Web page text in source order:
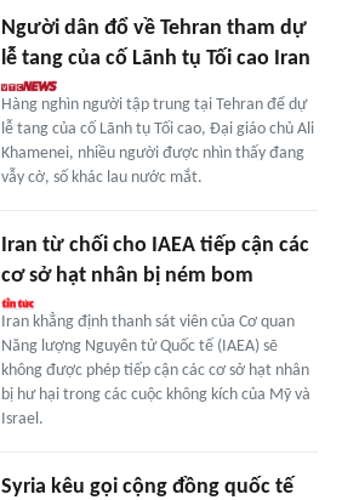
Người dân đổ về Tehran tham dự
lễ tang của cố Lãnh tụ Tối cao Iran
Hàng nghìn người tập trung tại Tehran để dự
lễ tang của cố Lãnh tụ Tối cao, Đại giáo chủ Ali
Khamenei, nhiều người được nhìn thấy đang
vẫy cờ, số khác lau nước mắt.
Iran từ chối cho IAEA tiếp cận các
cơ sở hạt nhân bị ném bom
Iran khẳng định thanh sát viên của Cơ quan
Năng lượng Nguyên tử Quốc tế (IAEA) sẽ
không được phép tiếp cận các cơ sở hạt nhân
bị hư hại trong các cuộc không kích của Mỹ và
Israel.
Syria kêu gọi cộng đồng quốc tế